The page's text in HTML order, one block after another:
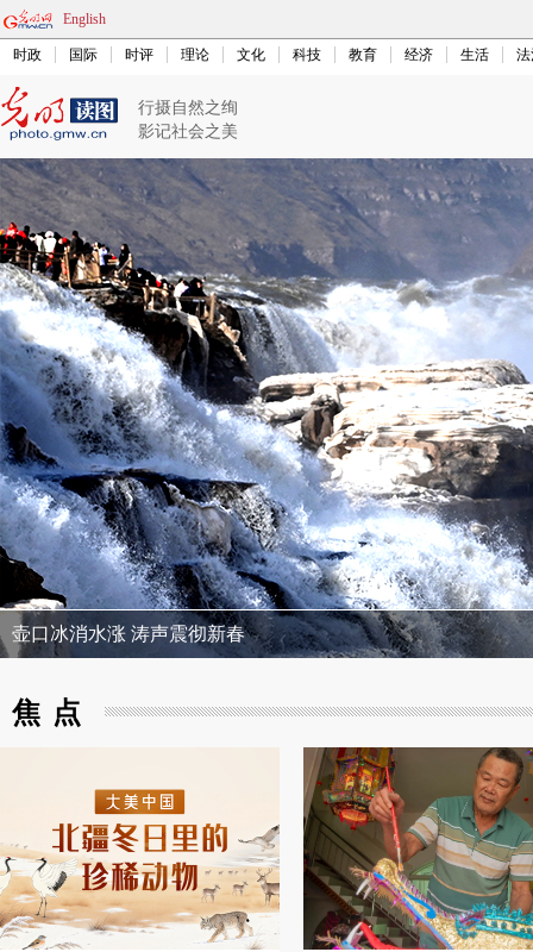
English
时政 国际 时评 理论 文化 科技 教育 经济 生活
行摄自然之绚
影记社会之美
壶口冰消水涨 涛声震彻新春
焦点